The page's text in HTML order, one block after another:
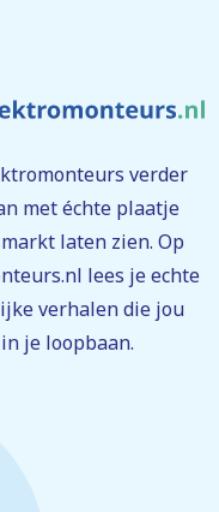
verder
met échte plaatje
laten zien. Op
lees je echte
verhalen die jou
je loopbaan.